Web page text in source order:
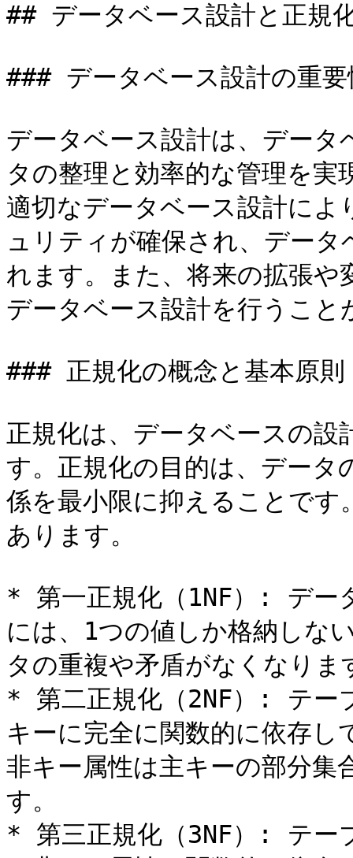
## データベース設計と正規
### データベース設計の重要
データベース設計は、データ
タの整理と効率的な管理を
適切なデータベース設計によ
ュリティが確保され、デー
れます。また、将来の拡張
データベース設計を行うこと
### 正規化の概念と基本原則
正規化は、データベースの
す。正規化の目的は、データ
係を最小限に抑えることです
あります。
* 第一正規化（1NF）: デー
には、1つの値しか格納しな
タの重複や矛盾がなくなりま
* 第二正規化（2NF）: テー
キーに完全に関数的に依存
非キー属性は主キーの部分集
す。
* 第三正規化（3NF）: テー